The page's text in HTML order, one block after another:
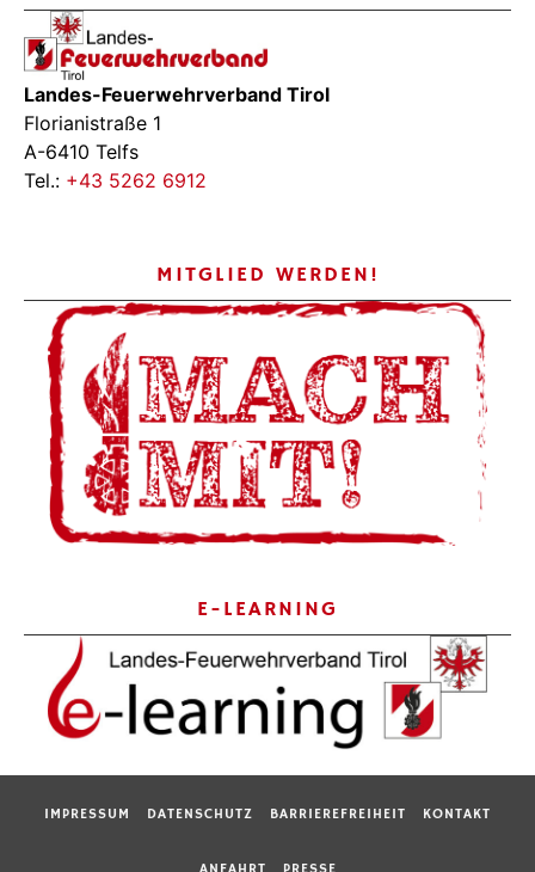
Landes-Feuerwehrverband Tirol
Florianistraße 1
A-6410 Telfs
Tel.: +43 5262 6912
MITGLIED WERDEN!
E-LEARNING
IMPRESSUM DATENSCHUTZ BARRIEREFREIHEIT KONTAKT